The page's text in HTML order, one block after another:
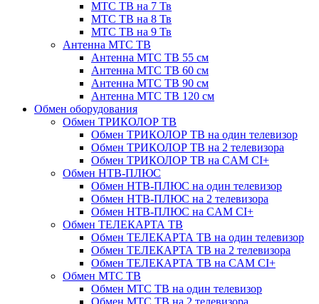
МТС ТВ на 7 Тв
МТС ТВ на 8 Тв
МТС ТВ на 9 Тв
Антенна МТС ТВ
Антенна МТС ТВ 55 см
Антенна МТС ТВ 60 см
Антенна МТС ТВ 90 см
Антенна МТС ТВ 120 см
Обмен оборудования
Обмен ТРИКОЛОР ТВ
Обмен ТРИКОЛОР ТВ на один телевизор
Обмен ТРИКОЛОР ТВ на 2 телевизора
Обмен ТРИКОЛОР ТВ на CAM CI+
Обмен НТВ-ПЛЮС
Обмен НТВ-ПЛЮС на один телевизор
Обмен НТВ-ПЛЮС на 2 телевизора
Обмен НТВ-ПЛЮС на CAM CI+
Обмен ТЕЛЕКАРТА ТВ
Обмен ТЕЛЕКАРТА ТВ на один телевизор
Обмен ТЕЛЕКАРТА ТВ на 2 телевизора
Обмен ТЕЛЕКАРТА ТВ на CAM CI+
Обмен МТС ТВ
Обмен МТС ТВ на один телевизор
Обмен МТС ТВ на 2 телевизора